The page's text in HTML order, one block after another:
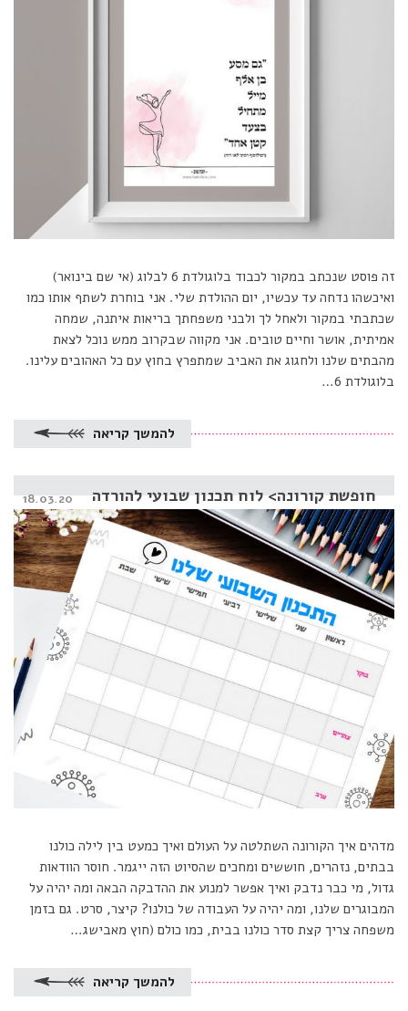
זה פוסט שנכתב במקור לכבוד בלוגולדת 6 לבלוג (אי שם בינואר)
ואיכשהו נדחה עד עכשיו, יום ההולדת שלי. אני בוחרת לשתף אותו כמו
שכתבתי במקור ולאחל לך ולבני משפחתך בריאות איתנה, שמחה
אמיתית, אושר וחיים טובים. אני מקווה שבקרוב ממש נוכל לצאת
מהבתים שלנו ולחגוג את האביב שמתפרץ בחוץ עם כל האהובים עלינו.
בלוגולדת 6…
להמשך קריאה
חופשת קורונה> לוח תכנון שבועי להורדה Posted
on
18.03.20
מדהים איך הקורונה השתלטה על העולם ואיך כמעט בין לילה כולנו
בבתים, נזהרים, חוששים ומחכים שהסיוט הזה ייגמר. חוסר הוודאות
גדול, מי כבר נדבק ואיך אפשר למנוע את ההדבקה הבאה ומה יהיה על
המבוגרים שלנו, ומה יהיה על העבודה של כולנו? קיצר, סרט. גם בזמן
משפחה צריך קצת סדר כולנו בבית, כמו כולם (חוץ מאבישג…
להמשך קריאה